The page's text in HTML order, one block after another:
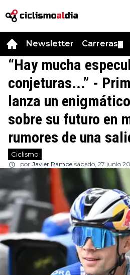
Newsletter Carreras
“Hay mucha
conjeturas...” -
lanza un
sobre su futuro en
rumores de una
Ciclismo
por Javier Rampe sábado, 27 junio